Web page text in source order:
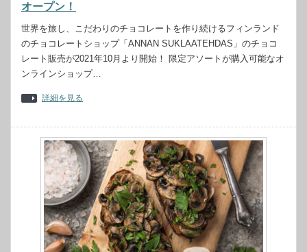
オープン！
世界を旅し、こだわりのチョコレートを作り続けるフィンランド
のチョコレートショップ「ANNAN SUKLAATEHDAS」のチョコ
レート販売が2021年10月より開始！ 限定アソートが購入可能なオ
ンラインショップ…
詳細を見る